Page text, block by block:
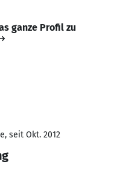
ganze Profil zu
seit Okt. 2012